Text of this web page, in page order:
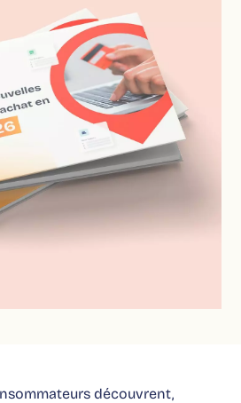
découvrent,